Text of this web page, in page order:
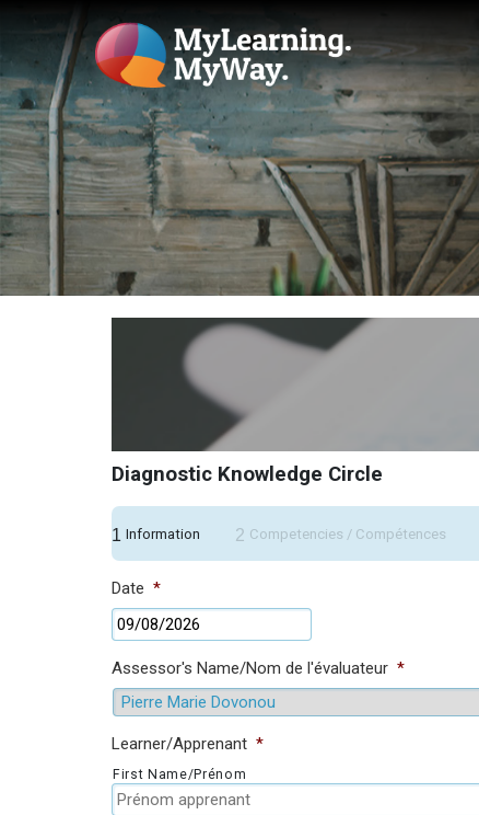
Diagnostic Knowledge Circle
1 Information 2 Competencies / Compétences
Date *
DD
slash
slash
YYYY
Assessor's Name/Nom de l'évaluateur *
Learner/Apprenant *
First Name/Prénom